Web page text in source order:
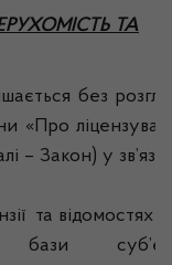
ТА
без
«Про
– Закон) у
та відомостях
бази